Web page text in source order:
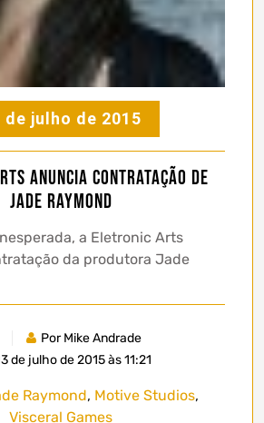
de julho de 2015
anuncia contratação de
Jade Raymond
a Eletronic Arts
da produtora Jade
Por Mike Andrade
de julho de 2015 às 11:21
Raymond, Motive Studios,
Visceral Games